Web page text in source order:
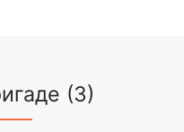
(3)